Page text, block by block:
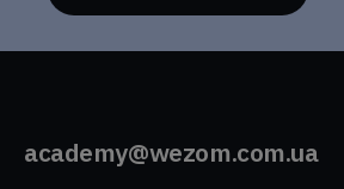
academy@wezom.com.ua